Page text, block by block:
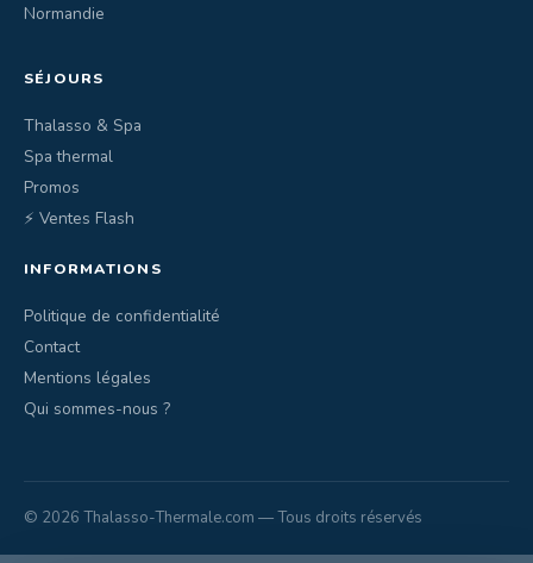
Normandie
SÉJOURS
Thalasso & Spa
Spa thermal
Promos
⚡ Ventes Flash
INFORMATIONS
Politique de confidentialité
Contact
Mentions légales
Qui sommes-nous ?
© 2026 Thalasso-Thermale.com — Tous droits réservés